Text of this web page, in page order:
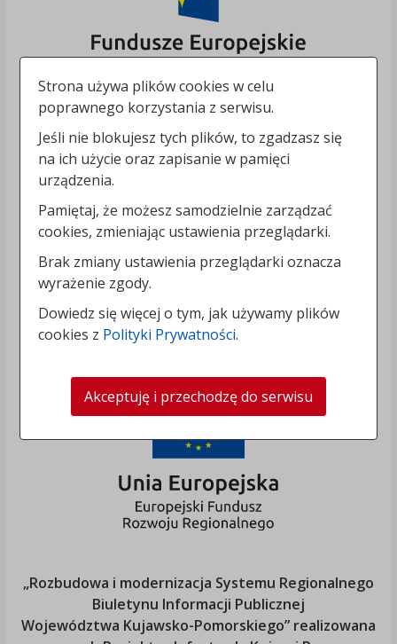
„Rozbudowa i modernizacja Systemu Regionalnego
Biuletynu Informacji Publicznej
Województwa Kujawsko-Pomorskiego” realizowana
Strona używa plików cookies w celu
poprawnego korzystania z serwisu.
Jeśli nie blokujesz tych plików, to zgadzasz się
na ich użycie oraz zapisanie w pamięci
urządzenia.
Pamiętaj, że możesz samodzielnie zarządzać
cookies, zmieniając ustawienia przeglądarki.
Brak zmiany ustawienia przeglądarki oznacza
wyrażenie zgody.
Dowiedz się więcej o tym, jak używamy plików
cookies z Polityki Prywatności.
Akceptuję i przechodzę do serwisu